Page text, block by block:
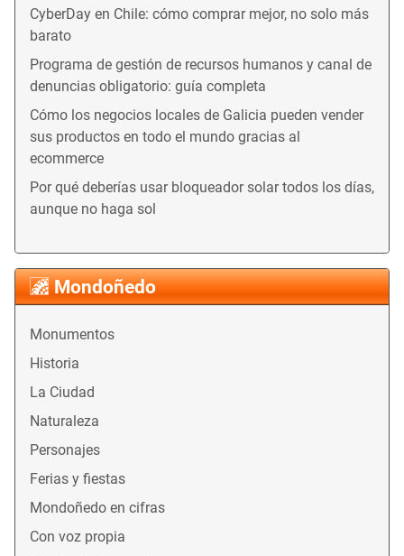
Mondoñedo
Monumentos
Historia
La Ciudad
Naturaleza
Personajes
Ferias y fiestas
Mondoñedo en cifras
Con voz propia
CyberDay en Chile: cómo comprar mejor, no solo más
barato
Programa de gestión de recursos humanos y canal de
denuncias obligatorio: guía completa
Cómo los negocios locales de Galicia pueden vender
sus productos en todo el mundo gracias al
ecommerce
Por qué deberías usar bloqueador solar todos los días,
aunque no haga sol